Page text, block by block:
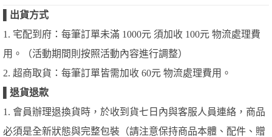
出貨方式
1. 宅配到府：每筆訂單未滿 1000元 須加收 100元 物流處理費
用。（活動期間則按照活動內容進行調整）
2. 超商取貨：每筆訂單皆需加收 60元 物流處理費用。
退貨退款
1. 會員辦理退換貨時，於收到貨七日內與客服人員連絡，商品
必須是全新狀態與完整包裝（請注意保持商品本體、配件、贈